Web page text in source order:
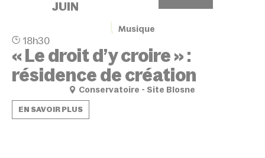
JUIN
Musique
18h30
« Le droit d’y croire » :
résidence de création
Conservatoire - Site Blosne
EN SAVOIR PLUS